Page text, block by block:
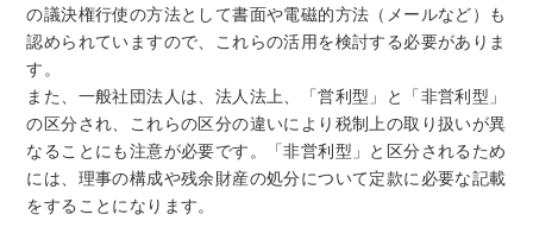
の議決権行使の方法として書面や電磁的方法（メールなど）も
認められていますので、これらの活用を検討する必要がありま
す。
また、一般社団法人は、法人法上、「営利型」と「非営利型」
の区分され、これらの区分の違いにより税制上の取り扱いが異
なることにも注意が必要です。「非営利型」と区分されるため
には、理事の構成や残余財産の処分について定款に必要な記載
をすることになります。